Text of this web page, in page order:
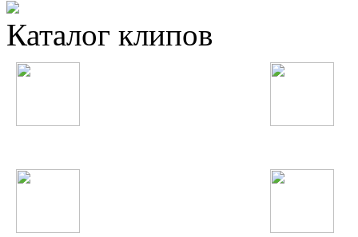
Каталог клипов